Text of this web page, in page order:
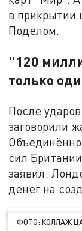
в прикрытии
Поделом.
"120
только
После
заговорили
сил
заявил:
денег на
ФОТО: КОЛЛАЖ